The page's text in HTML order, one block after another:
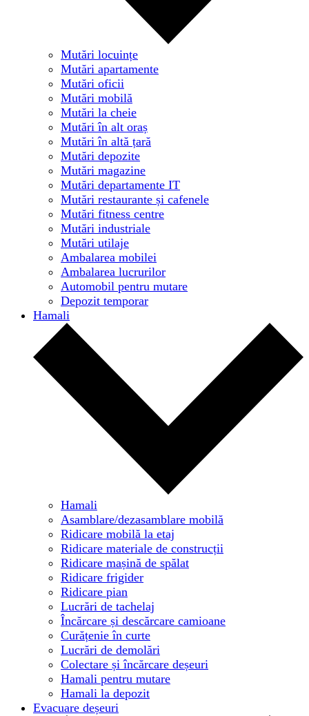
Mutări locuințe
Mutări apartamente
Mutări oficii
Mutări mobilă
Mutări la cheie
Mutări în alt oraș
Mutări în altă țară
Mutări depozite
Mutări magazine
Mutări departamente IT
Mutări restaurante și cafenele
Mutări fitness centre
Mutări industriale
Mutări utilaje
Ambalarea mobilei
Ambalarea lucrurilor
Automobil pentru mutare
Depozit temporar
Hamali
Hamali
Asamblare/dezasamblare mobilă
Ridicare mobilă la etaj
Ridicare materiale de construcții
Ridicare mașină de spălat
Ridicare frigider
Ridicare pian
Lucrări de tachelaj
Încărcare și descărcare camioane
Curățenie în curte
Lucrări de demolări
Colectare și încărcare deșeuri
Hamali pentru mutare
Hamali la depozit
Evacuare deșeuri